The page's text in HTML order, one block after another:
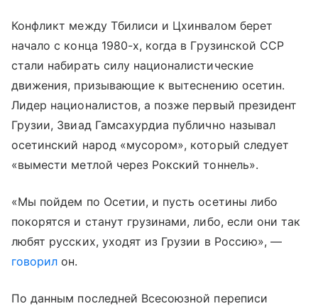
Конфликт между Тбилиси и Цхинвалом берет
начало с конца 1980-х, когда в Грузинской ССР
стали набирать силу националистические
движения, призывающие к вытеснению осетин.
Лидер националистов, а позже первый президент
Грузии, Звиад Гамсахурдиа публично называл
осетинский народ «мусором», который следует
«вымести метлой через Рокский тоннель».
«Мы пойдем по Осетии, и пусть осетины либо
покорятся и станут грузинами, либо, если они так
любят русских, уходят из Грузии в Россию», —
говорил он.
По данным последней Всесоюзной переписи